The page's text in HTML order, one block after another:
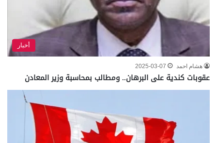
أخبار
هشام احمد 2025-03-07
عقوبات كندية على البرهان.. ومطالب بمحاسبة وزير المعادن